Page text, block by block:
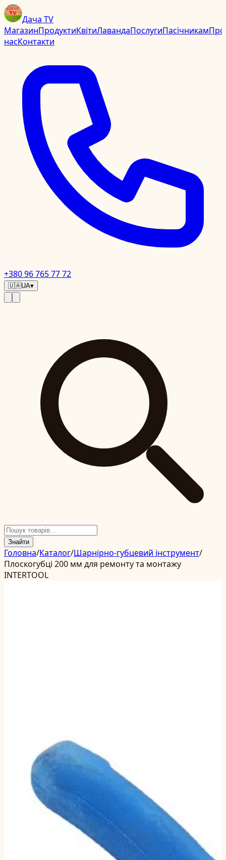
Дача TV
МагазинПродуктиКвітиЛавандаПослугиПасічникамПро
насКонтакти
+380 96 765 77 72
🇺🇦UA▾
Знайти
Головна/Каталог/Шарнірно-губцевий інструмент/
Плоскогубці 200 мм для ремонту та монтажу
INTERTOOL